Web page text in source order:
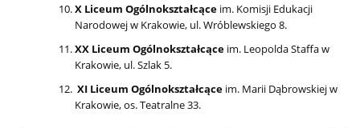
X Liceum Ogólnokształcące im. Komisji Edukacji
Narodowej w Krakowie, ul. Wróblewskiego 8.
XX Liceum Ogólnokształcące im. Leopolda Staffa w
Krakowie, ul. Szlak 5.
XI Liceum Ogólnokształcące im. Marii Dąbrowskiej w
Krakowie, os. Teatralne 33.